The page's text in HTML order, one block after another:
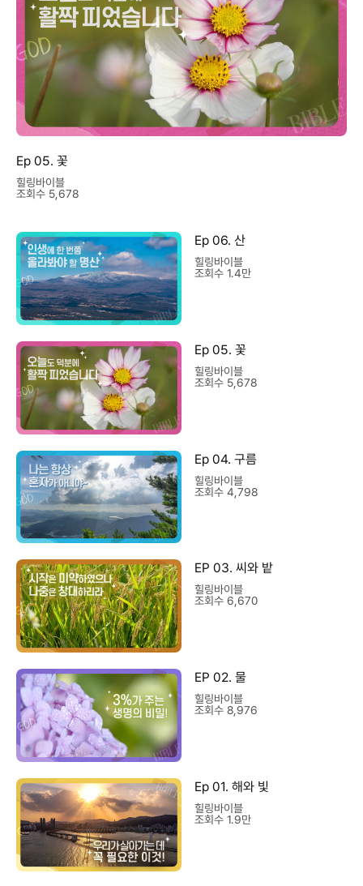
Ep 05. 꽃
힐링바이블
조회수 5,678
Ep 06. 산
힐링바이블
조회수 1.4만
Ep 05. 꽃
힐링바이블
조회수 5,678
Ep 04. 구름
힐링바이블
조회수 4,798
EP 03. 씨와 밭
힐링바이블
조회수 6,670
EP 02. 물
힐링바이블
조회수 8,976
Ep 01. 해와 빛
힐링바이블
조회수 1.9만